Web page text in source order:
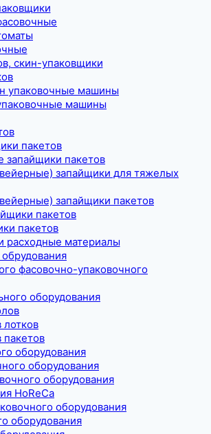
скин-упаковщики
упаковочные машины
машины
пакетов
запайщики пакетов
запайщики для тяжелых
запайщики пакетов
пакетов
пакетов
расходные материалы
фасовочно-упаковочного
оборудования
оборудования
оборудования
оборудования
HoReCa
оборудования
оборудования